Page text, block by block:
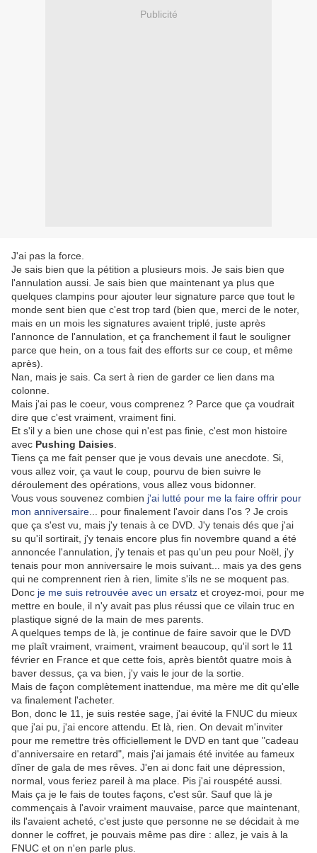
Publicité
J'ai pas la force.
Je sais bien que la pétition a plusieurs mois. Je sais bien que
l'annulation aussi. Je sais bien que maintenant ya plus que
quelques clampins pour ajouter leur signature parce que tout le
monde sent bien que c'est trop tard (bien que, merci de le noter,
mais en un mois les signatures avaient triplé, juste après
l'annonce de l'annulation, et ça franchement il faut le souligner
parce que hein, on a tous fait des efforts sur ce coup, et même
après).
Nan, mais je sais. Ca sert à rien de garder ce lien dans ma
colonne.
Mais j'ai pas le coeur, vous comprenez ? Parce que ça voudrait
dire que c'est vraiment, vraiment fini.
Et s'il y a bien une chose qui n'est pas finie, c'est mon histoire
avec Pushing Daisies
Tiens ça me fait penser que je vous devais une anecdote. Si,
vous allez voir, ça vaut le coup, pourvu de bien suivre le
déroulement des opérations, vous allez vous bidonner.
Vous vous souvenez combien j'ai lutté pour me la faire offrir pour
mon anniversaire ... pour finalement l'avoir dans l'os ? Je crois
que ça s'est vu, mais j'y tenais à ce DVD. J'y tenais dés que j'ai
su qu'il sortirait, j'y tenais encore plus fin novembre quand a été
annoncée l'annulation, j'y tenais et pas qu'un peu pour Noël, j'y
tenais pour mon anniversaire le mois suivant... mais ya des gens
qui ne comprennent rien à rien, limite s'ils ne se moquent pas.
Donc je me suis retrouvée avec un ersatz et croyez-moi, pour me
mettre en boule, il n'y avait pas plus réussi que ce vilain truc en
plastique signé de la main de mes parents.
A quelques temps de là, je continue de faire savoir que le DVD
me plaît vraiment, vraiment, vraiment beaucoup, qu'il sort le 11
février en France et que cette fois, après bientôt quatre mois à
baver dessus, ça va bien, j'y vais le jour de la sortie.
Mais de façon complètement inattendue, ma mère me dit qu'elle
va finalement l'acheter.
Bon, donc le 11, je suis restée sage, j'ai évité la FNUC du mieux
que j'ai pu, j'ai encore attendu. Et là, rien. On devait m'inviter
pour me remettre très officiellement le DVD en tant que "cadeau
d'anniversaire en retard", mais j'ai jamais été invitée au fameux
dîner de gala de mes rêves. J'en ai donc fait une dépression,
normal, vous feriez pareil à ma place. Pis j'ai rouspété aussi.
Mais ça je le fais de toutes façons, c'est sûr. Sauf que là je
commençais à l'avoir vraiment mauvaise, parce que maintenant,
ils l'avaient acheté, c'est juste que personne ne se décidait à me
donner le coffret, je pouvais même pas dire : allez, je vais à la
FNUC et on n'en parle plus.